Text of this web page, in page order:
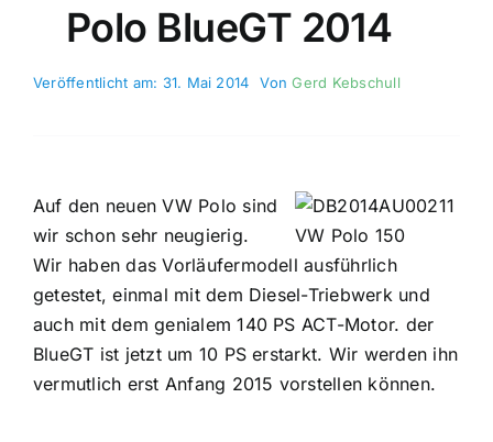
Polo BlueGT 2014
Veröffentlicht am: 31. Mai 2014 VonGerd Kebschull
Auf den neuen VW Polo sind
wir schon sehr neugierig.
Wir haben das Vorläufermodell ausführlich
getestet, einmal mit dem Diesel-Triebwerk und
auch mit dem genialem 140 PS ACT-Motor. der
BlueGT ist jetzt um 10 PS erstarkt. Wir werden ihn
vermutlich erst Anfang 2015 vorstellen können.